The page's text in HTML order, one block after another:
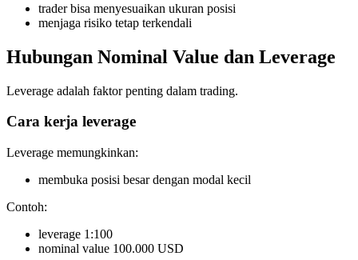
trader bisa menyesuaikan ukuran posisi
menjaga risiko tetap terkendali
Hubungan Nominal Value dan Leverage
Leverage adalah faktor penting dalam trading.
Cara kerja leverage
Leverage memungkinkan:
membuka posisi besar dengan modal kecil
Contoh:
leverage 1:100
nominal value 100.000 USD